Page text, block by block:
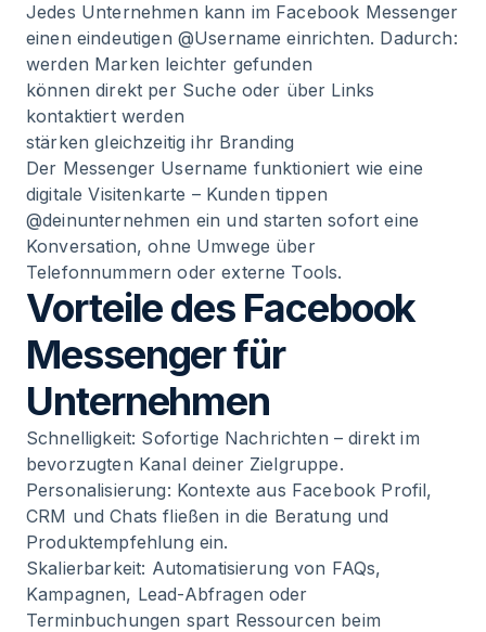
Jedes Unternehmen kann im Facebook Messenger
einen eindeutigen @Username einrichten. Dadurch:
werden Marken leichter gefunden
können direkt per Suche oder über Links
kontaktiert werden
stärken gleichzeitig ihr Branding
Der Messenger Username funktioniert wie eine
digitale Visitenkarte – Kunden tippen
@deinunternehmen ein und starten sofort eine
Konversation, ohne Umwege über
Telefonnummern oder externe Tools.
Vorteile des Facebook
Messenger für
Unternehmen
Schnelligkeit: Sofortige Nachrichten – direkt im
bevorzugten Kanal deiner Zielgruppe.
Personalisierung: Kontexte aus Facebook Profil,
CRM und Chats fließen in die Beratung und
Produktempfehlung ein.
Skalierbarkeit: Automatisierung von FAQs,
Kampagnen, Lead-Abfragen oder
Terminbuchungen spart Ressourcen beim